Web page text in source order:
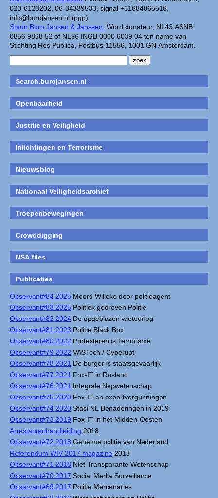
020-6123202, 06-34339533, signal +31684065516,
info@burojansen.nl (pgp)
Steun Buro Jansen & Janssen. Word donateur, NL43 ASNB
0856 9868 52 of NL56 INGB 0000 6039 04 ten name van
Stichting Res Publica, Postbus 11556, 1001 GN Amsterdam.
Search.burojansen.nl
Openbaarheid
Justitie en Veiligheid
Inlichtingen en Terrorisme
Nieuwsblog
Nationaal Veiligheidsarchief
Troepenbewegingen
Crowddigging
NSA files
Publicaties
Observant#84 2025 Moord Willeke door politieagent
Observant#83 2025 Politiek gedreven Politie
Observant#82 2024 De opgeblazen wietoorlog
Observant#81 2023 Politie Black Box
Observant#80 2022 Protesteren is Terrorisme
Observant#79 2022 VASTech / Cyberupt
Observant#78 2021 De burger is staatsgevaarlijk
Observant#77 2021 Fox-IT in Rusland
Observant#76 2021 Integrale Nepwetenschap
Observant#75 2020 Fox-IT en exportvergunningen
Observant#74 2020 Stasi NL Benaderingen in 2019
Observant#73 2019 Fox-IT in het Midden-Oosten
Arrestantenhandleiding 2018
Observant#72 2018 Geheime politie van Nederland
Referendum WIV 2017 magazine 2018
Observant#71 2018 Niet Transparante Wetenschap
Observant#70 2017 Social Media Surveillance
Observant#69 2017 Politie Mercenaries